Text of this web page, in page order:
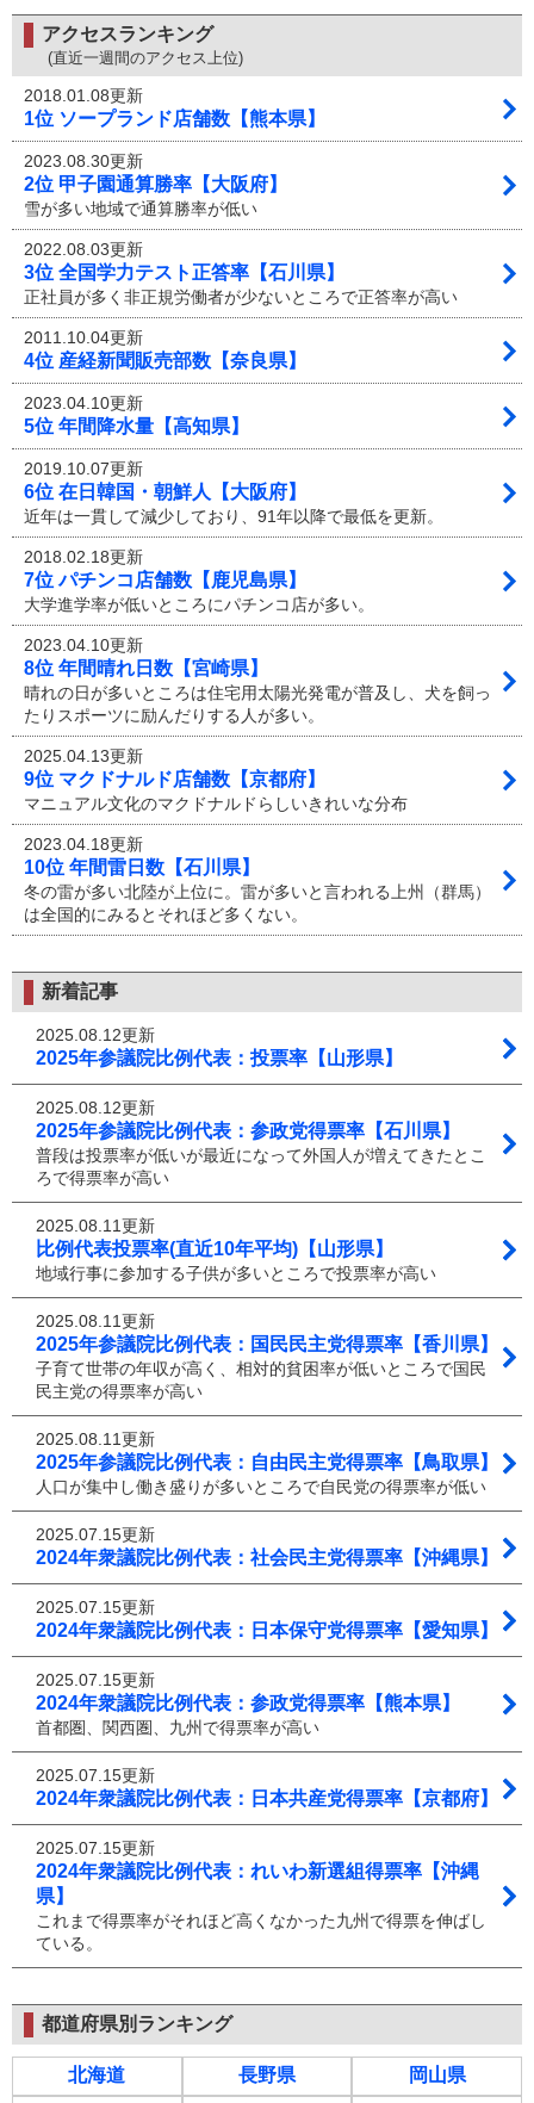
アクセスランキング
(直近一週間のアクセス上位)
2018.01.08更新
1位 ソープランド店舗数【熊本県】
2023.08.30更新
2位 甲子園通算勝率【大阪府】
雪が多い地域で通算勝率が低い
2022.08.03更新
3位 全国学力テスト正答率【石川県】
正社員が多く非正規労働者が少ないところで正答率が高い
2011.10.04更新
4位 産経新聞販売部数【奈良県】
2023.04.10更新
5位 年間降水量【高知県】
2019.10.07更新
6位 在日韓国・朝鮮人【大阪府】
近年は一貫して減少しており、91年以降で最低を更新。
2018.02.18更新
7位 パチンコ店舗数【鹿児島県】
大学進学率が低いところにパチンコ店が多い。
2023.04.10更新
8位 年間晴れ日数【宮崎県】
晴れの日が多いところは住宅用太陽光発電が普及し、犬を飼っ
たりスポーツに励んだりする人が多い。
2025.04.13更新
9位 マクドナルド店舗数【京都府】
マニュアル文化のマクドナルドらしいきれいな分布
2023.04.18更新
10位 年間雷日数【石川県】
冬の雷が多い北陸が上位に。雷が多いと言われる上州（群馬）
は全国的にみるとそれほど多くない。
新着記事
2025.08.12更新
2025年参議院比例代表：投票率【山形県】
2025.08.12更新
2025年参議院比例代表：参政党得票率【石川県】
普段は投票率が低いが最近になって外国人が増えてきたとこ
ろで得票率が高い
2025.08.11更新
比例代表投票率(直近10年平均)【山形県】
地域行事に参加する子供が多いところで投票率が高い
2025.08.11更新
2025年参議院比例代表：国民民主党得票率【香川県】
子育て世帯の年収が高く、相対的貧困率が低いところで国民
民主党の得票率が高い
2025.08.11更新
2025年参議院比例代表：自由民主党得票率【鳥取県】
人口が集中し働き盛りが多いところで自民党の得票率が低い
2025.07.15更新
2024年衆議院比例代表：社会民主党得票率【沖縄県】
2025.07.15更新
2024年衆議院比例代表：日本保守党得票率【愛知県】
2025.07.15更新
2024年衆議院比例代表：参政党得票率【熊本県】
首都圏、関西圏、九州で得票率が高い
2025.07.15更新
2024年衆議院比例代表：日本共産党得票率【京都府】
2025.07.15更新
2024年衆議院比例代表：れいわ新選組得票率【沖縄
県】
これまで得票率がそれほど高くなかった九州で得票を伸ばし
ている。
都道府県別ランキング
北海道
長野県
岡山県